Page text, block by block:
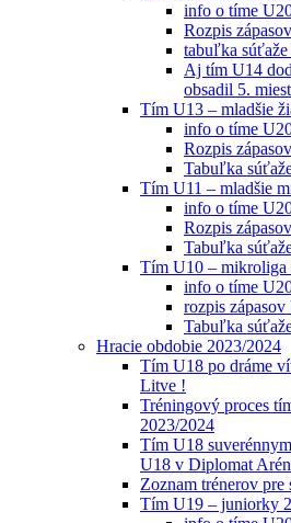
info o tíme
Rozpis
tabuľka
Aj tím U14
obsadil 5.
Tím U13 – mladšie
info o tíme
Rozpis
Tabuľka
Tím U11 – mladšie
info o tíme
Rozpis
Tabuľka
Tím U10 – mikroliga
info o tíme
rozpis
Tabuľka
Hracie obdobie 2023/2024
Tím U18 po dráme
Litve !
Tréningový proces
2023/2024
Tím U18
U18 v Diplomat
Zoznam trénerov pre
Tím U19 – juniorky